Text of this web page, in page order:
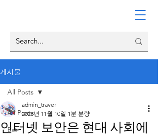
게시물
All Posts
Eat
All Posts
인터넷 보안은 현대 사회에
admin_traver
2023년 11월 10일 1분 분량